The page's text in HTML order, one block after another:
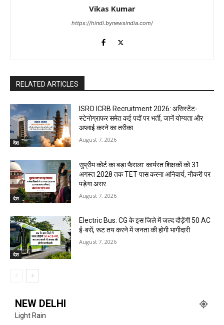
Vikas Kumar
https://hindi.bynewsindia.com/
RELATED ARTICLES
देश
ISRO ICRB Recruitment 2026: असिस्टेंट-
स्टेनोग्राफर समेत कई पदों पर भर्ती, जानें योग्यता और
अप्लाई करने का तरीका
August 7, 2026
देश
सुप्रीम कोर्ट का बड़ा फैसला: कार्यरत शिक्षकों को 31
अगस्त 2028 तक TET पास करना अनिवार्य, नौकरी पर
पड़ेगा असर
August 7, 2026
देश
Electric Bus: CG के इस जिले में जल्द दौड़ेंगी 50 AC
ई-बसें, रूट तय करने में जनता की होगी भागीदारी
August 7, 2026
NEW DELHI
Light Rain